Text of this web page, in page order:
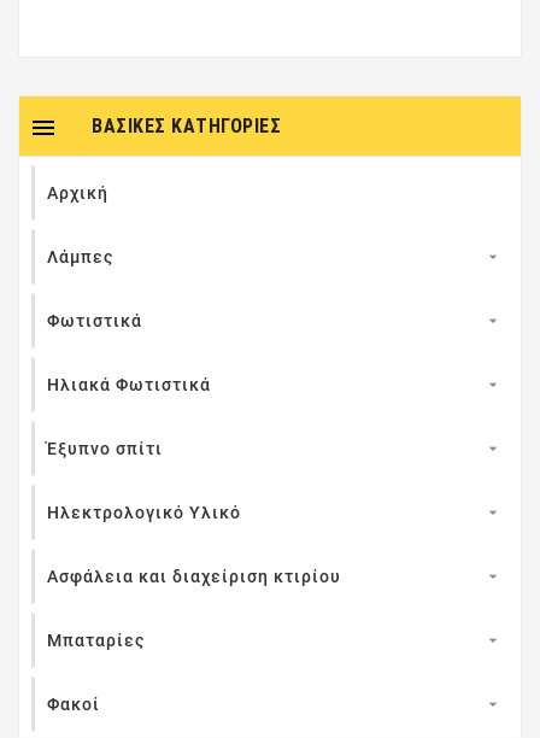
Επαναφορτιζόμενες
ΒΑΣΙΚΈΣ ΚΑΤΗΓΟΡΊΕΣ

Αρχική
Λάμπες 
Φωτιστικά 
Ηλιακά Φωτιστικά 
Έξυπνο σπίτι 
Ηλεκτρολογικό Υλικό 
Ασφάλεια και διαχείριση κτιρίου 
Μπαταρίες 
Φακοί 